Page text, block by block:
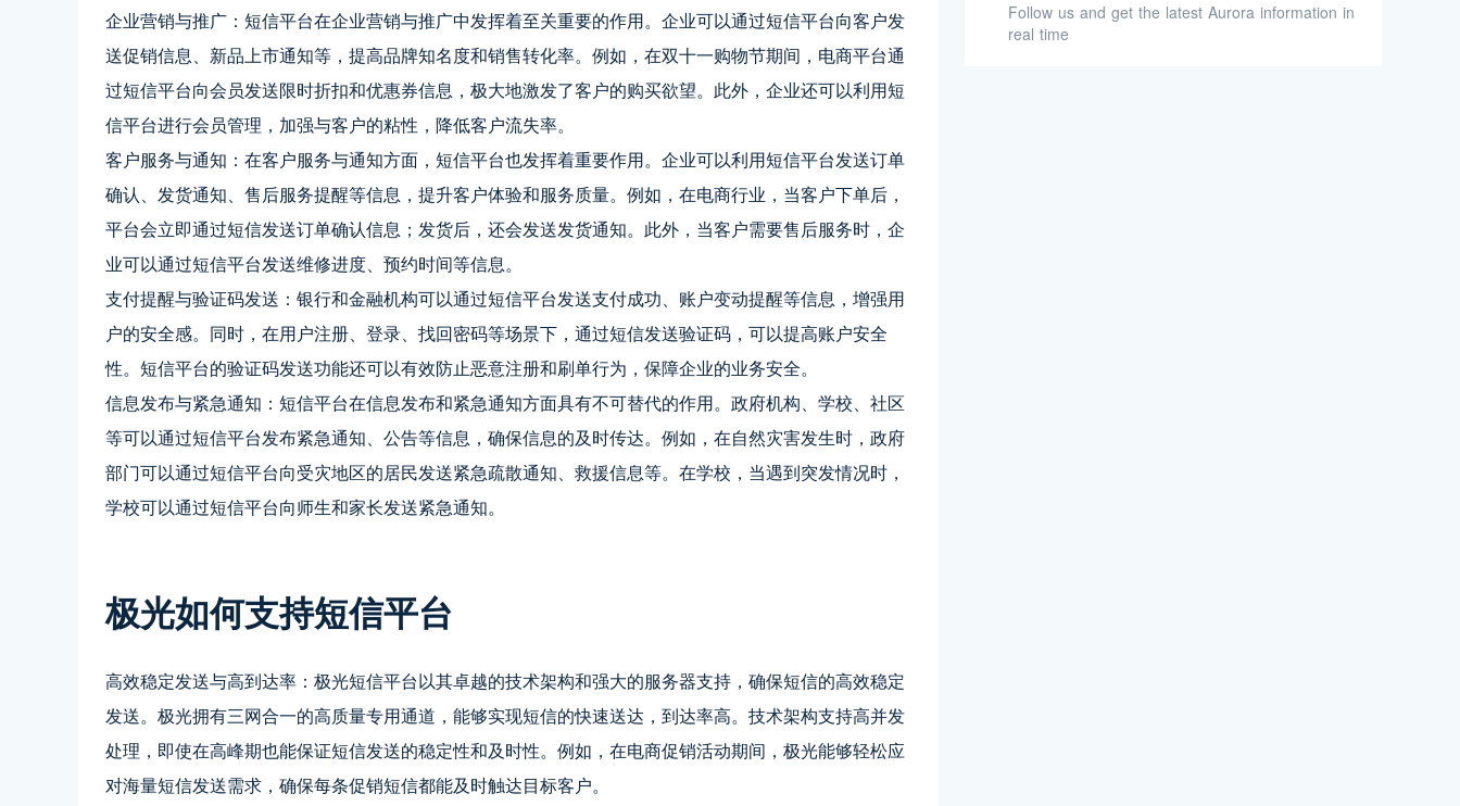
企业营销与推广：短信平台在企业营销与推广中发挥着至关重要的作用。企业可以通过短信平台向客户发
送促销信息、新品上市通知等，提高品牌知名度和销售转化率。例如，在双十一购物节期间，电商平台通
过短信平台向会员发送限时折扣和优惠券信息，极大地激发了客户的购买欲望。此外，企业还可以利用短
信平台进行会员管理，加强与客户的粘性，降低客户流失率。
客户服务与通知：在客户服务与通知方面，短信平台也发挥着重要作用。企业可以利用短信平台发送订单
确认、发货通知、售后服务提醒等信息，提升客户体验和服务质量。例如，在电商行业，当客户下单后，
平台会立即通过短信发送订单确认信息；发货后，还会发送发货通知。此外，当客户需要售后服务时，企
业可以通过短信平台发送维修进度、预约时间等信息。
支付提醒与验证码发送：银行和金融机构可以通过短信平台发送支付成功、账户变动提醒等信息，增强用
户的安全感。同时，在用户注册、登录、找回密码等场景下，通过短信发送验证码，可以提高账户安全
性。短信平台的验证码发送功能还可以有效防止恶意注册和刷单行为，保障企业的业务安全。
信息发布与紧急通知：短信平台在信息发布和紧急通知方面具有不可替代的作用。政府机构、学校、社区
等可以通过短信平台发布紧急通知、公告等信息，确保信息的及时传达。例如，在自然灾害发生时，政府
部门可以通过短信平台向受灾地区的居民发送紧急疏散通知、救援信息等。在学校，当遇到突发情况时，
学校可以通过短信平台向师生和家长发送紧急通知。
极光如何支持短信平台
高效稳定发送与高到达率：极光短信平台以其卓越的技术架构和强大的服务器支持，确保短信的高效稳定
发送。极光拥有三网合一的高质量专用通道，能够实现短信的快速送达，到达率高。技术架构支持高并发
处理，即使在高峰期也能保证短信发送的稳定性和及时性。例如，在电商促销活动期间，极光能够轻松应
对海量短信发送需求，确保每条促销短信都能及时触达目标客户。
Follow us and get the latest Aurora information in
real time